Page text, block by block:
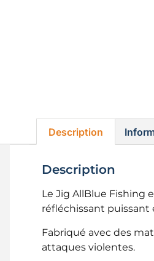
Description
Description
Le Jig AllBlue Fishing
réfléchissant puissant
Fabriqué avec des
attaques violentes.